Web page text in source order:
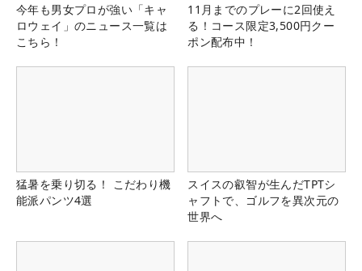
今年も男女プロが強い「キャ
ロウェイ」のニュース一覧は
こちら！
11月までのプレーに2回使え
る！コース限定3,500円クー
ポン配布中！
猛暑を乗り切る！ こだわり機
能派パンツ4選
スイスの叡智が生んだTPTシ
ャフトで、ゴルフを異次元の
世界へ